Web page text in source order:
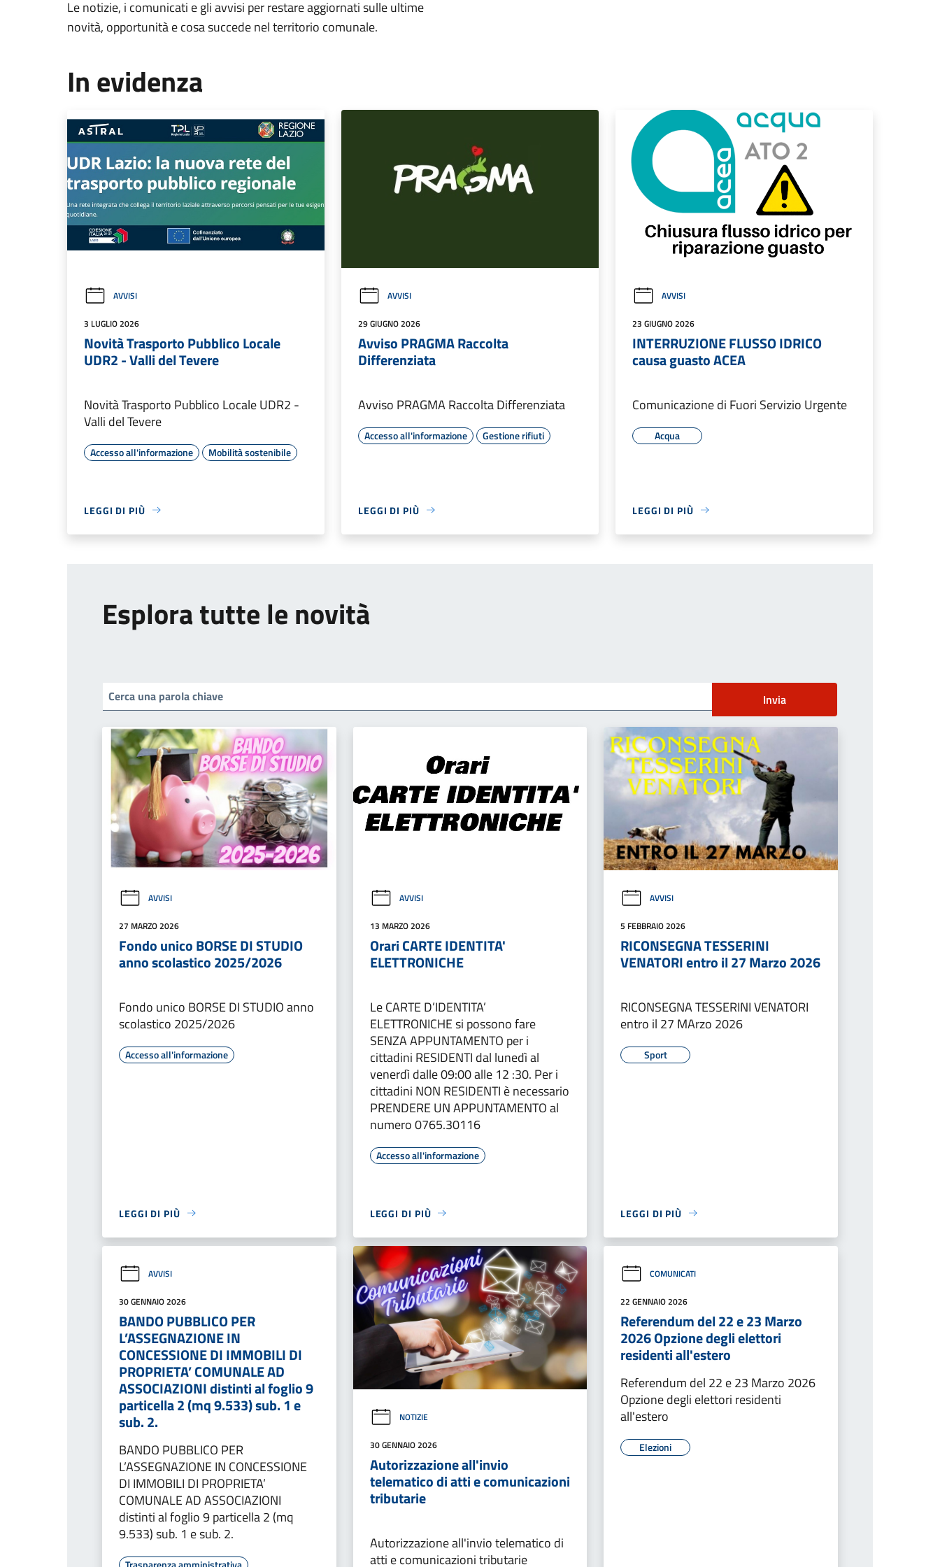
Le notizie, i comunicati e gli avvisi per restare aggiornati sulle ultime
novità, opportunità e cosa succede nel territorio comunale.
In evidenza
AVVISI
3 LUGLIO 2026
Novità Trasporto Pubblico Locale
UDR2 - Valli del Tevere
Novità Trasporto Pubblico Locale UDR2 -
Valli del Tevere
Accesso all'informazione Mobilità sostenibile
LEGGI DI PIÙ
AVVISI
29 GIUGNO 2026
Avviso PRAGMA Raccolta
Differenziata
Avviso PRAGMA Raccolta Differenziata
Accesso all'informazione Gestione rifiuti
LEGGI DI PIÙ
AVVISI
23 GIUGNO 2026
INTERRUZIONE FLUSSO IDRICO
causa guasto ACEA
Comunicazione di Fuori Servizio Urgente
Acqua
LEGGI DI PIÙ
Esplora tutte le novità
Invia
AVVISI
27 MARZO 2026
Fondo unico BORSE DI STUDIO
anno scolastico 2025/2026
Fondo unico BORSE DI STUDIO anno
scolastico 2025/2026
Accesso all'informazione
LEGGI DI PIÙ
AVVISI
13 MARZO 2026
Orari CARTE IDENTITA'
ELETTRONICHE
Le CARTE D’IDENTITA’
ELETTRONICHE si possono fare
SENZA APPUNTAMENTO per i
cittadini RESIDENTI dal lunedì al
venerdì dalle 09:00 alle 12 :30. Per i
cittadini NON RESIDENTI è necessario
PRENDERE UN APPUNTAMENTO al
numero 0765.30116
Accesso all'informazione
LEGGI DI PIÙ
AVVISI
5 FEBBRAIO 2026
RICONSEGNA TESSERINI
VENATORI entro il 27 Marzo 2026
RICONSEGNA TESSERINI VENATORI
entro il 27 MArzo 2026
Sport
LEGGI DI PIÙ
AVVISI
30 GENNAIO 2026
BANDO PUBBLICO PER
L’ASSEGNAZIONE IN
CONCESSIONE DI IMMOBILI DI
PROPRIETA’ COMUNALE AD
ASSOCIAZIONI distinti al foglio 9
particella 2 (mq 9.533) sub. 1 e
sub. 2.
BANDO PUBBLICO PER
L’ASSEGNAZIONE IN CONCESSIONE
DI IMMOBILI DI PROPRIETA’
COMUNALE AD ASSOCIAZIONI
distinti al foglio 9 particella 2 (mq
9.533) sub. 1 e sub. 2.
NOTIZIE
30 GENNAIO 2026
Autorizzazione all'invio
telematico di atti e comunicazioni
tributarie
Autorizzazione all'invio telematico di
atti e comunicazioni tributarie
COMUNICATI
22 GENNAIO 2026
Referendum del 22 e 23 Marzo
2026 Opzione degli elettori
residenti all'estero
Referendum del 22 e 23 Marzo 2026
Opzione degli elettori residenti
all'estero
Elezioni